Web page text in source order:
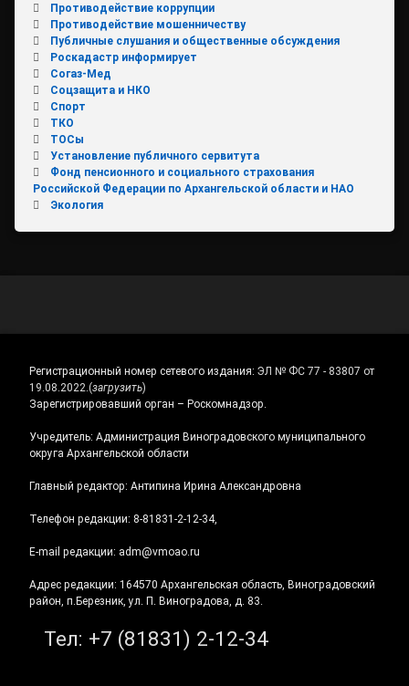
Противодействие коррупции
Противодействие мошенничеству
Публичные слушания и общественные обсуждения
Роскадастр информирует
Согаз-Мед
Соцзащита и НКО
Спорт
ТКО
ТОСы
Установление публичного сервитута
Фонд пенсионного и социального страхования
Российской Федерации по Архангельской области и НАО
Экология
Регистрационный номер сетевого издания: ЭЛ № ФС 77 - 83807 от
19.08.2022.(загрузить)
Зарегистрировавший орган – Роскомнадзор.
Учредитель: Администрация Виноградовского муниципального
округа Архангельской области
Главный редактор: Антипина Ирина Александровна
Телефон редакции: 8-81831-2-12-34,
E-mail редакции: adm@vmoao.ru
Адрес редакции: 164570 Архангельская область, Виноградовский
район, п.Березник, ул. П. Виноградова, д. 83.
Тел: +7 (81831) 2-12-34